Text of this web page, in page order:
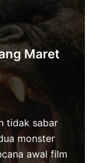
Maret
tidak sabar
monster
awal film